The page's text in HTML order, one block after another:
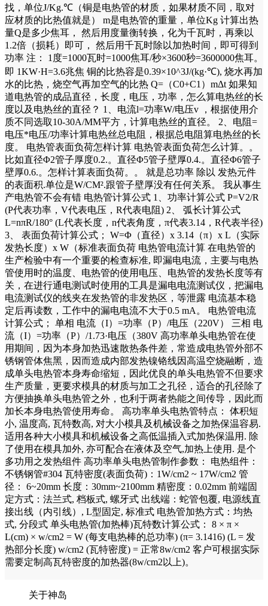
找，单位J/Kg.℃（铜是电热管的材质，如果材质不同，取对
应材质的比热值就是） m是电热管的重量，单位Kg 计算出热
量Q是多少焦耳， 然后用度量衡转换，化为千瓦时，再乘以
1.2倍（损耗）即可， 然后用千瓦时除以加热时间，即可得到
功率 注： 1度=1000瓦时=1000焦耳/秒×3600秒=3600000焦耳。
即 1KW·H=3.6兆焦 铜的比热容是0.39×10^3J/(kg·℃), 烧水再加
水的比热，烧空气再加空气的比热 Q=（C0+C1）mΔt 如果知
道电热管的成品直径，长度，电压，功率，怎么算电热丝的长
度以及电热丝的直径？ 1、电流l=功率W/电压v ，根据使用介
质不同选取10-30A/MM平方，计算电热丝的直径。 2、电阻=
电压*电压/功率计算电热丝总电阻，根据总电阻算电热丝的长
度。 电热管表面负荷怎样计算 电热管表面负荷怎么计算。。
比如直径Φ2管子厚度0.2.。直径Φ5管子壁厚0.4.。直径Φ6管子
壁厚0.6.。怎样计算表面负荷。。 就是总功率 除以 发热元件
的表面积.单位是W/CM².跟管子壁厚没有任何关系。 我从事生
产电热管不会有错 电热管计算公式 1、功率计算公式 P=V2/R
(P代表功率，V代表电压，R代表电阻) 2、 弧长计算公式
L=nπR/180° (L代表长度，n代表角度，π代表3.14，R代表半径)
3、 表面负荷计算公式； W=Φ（直径）x 3.14（π）x L（实际
发热长度）x W（标准表面负荷 电热管电流计算 在电热管的
生产检验中有一个重要的检查标准, 即漏电电流，主要与电热
管使用时的温度、电热管的使用电压、电热管的发热长度等有
关，在进行通电测试时使用的工具是漏电电流测试仪，把漏电
电流测试仪的线夹在发热管的非发热区，等泄露 电流基本稳
定后再读数，工作中的漏电电流不大于0.5 mA。 电热管电流
计算公式； 单相 电流（I）=功率（P）/电压（220V） 三相 电
流（I）=功率（P）/1.73·电压（380V 高功率单头电热管在使
用期间，因为本身加热迅速散热条件差，常造成电热管外部不
锈钢管体焦黑，因而造成内部发热镍铬线因高温空烧融断，造
成单头电热管本身寿命缩短，因此优良的单头电热管不但要求
生产质量，更要求模具的材质与加工之孔径，适合的孔径除了
方便抽换单头电热管之外，也利于两者热能之间传导，因此而
加长本身电热管使用寿命。 高功率单头电热管特点： 体积短
小, 温度高, 瓦特数高, 对大小模具及机械设备之加热保温容易.
适用各种大小模具和机械设备之高低温插入式加热保温用. 除
了使用在模具加外, 亦可配合在液体及空气,加热上使用. 是个
多功用之发热组件 高功率单头电热管制作参数： 电热组件：
不锈钢管#304 瓦特密度(表面负荷)：1W/cm2 ~ 17W/cm2 管
径： 6~20mm 长度：30mm~2100mm 精密度：0.02mm 前端固
定方式：法兰式, 档板式, 螺牙式 出线端：蛇管包覆, 电源线直
接出线（内引线）, L型固定, 标准式 电热管加热方式：均热
式, 分段式 单头电热管(加热棒)瓦特数计算公式： 8 × π ×
L(cm) × w/cm2 = W (每支电热棒的总功率) (π= 3.1416) (L = 发
热部分长度) w/cm2 (瓦特密度) = 正常8w/cm2 客户可根据实际
需要定制高瓦特密度的加热器(8w/cm2以上)。
关于神岛